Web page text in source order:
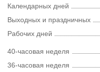
Календарных дней
Выходных и праздничных
Рабочих дней
40-часовая неделя
36-часовая неделя